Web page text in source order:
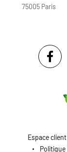
75005 Paris
Espace client